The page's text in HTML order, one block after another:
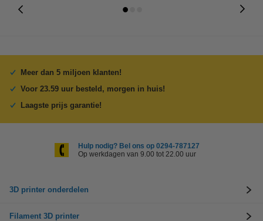
Meer dan 5 miljoen klanten!
Voor 23.59 uur besteld, morgen in huis!
Laagste prijs garantie!
Hulp nodig? Bel ons op 0294-787127
Op werkdagen van 9.00 tot 22.00 uur
3D printer onderdelen
Filament 3D printer